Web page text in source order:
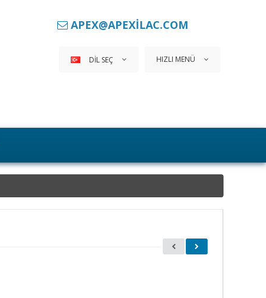
APEX@APEXILAC.COM
DIL SEÇ HIZLI MENÜ